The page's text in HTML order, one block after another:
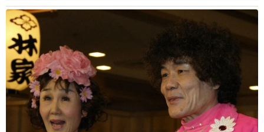
話題になった“謀反のお知らせ”当選者への送付状